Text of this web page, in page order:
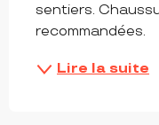
sentiers.
recommandées.
Lire la suite